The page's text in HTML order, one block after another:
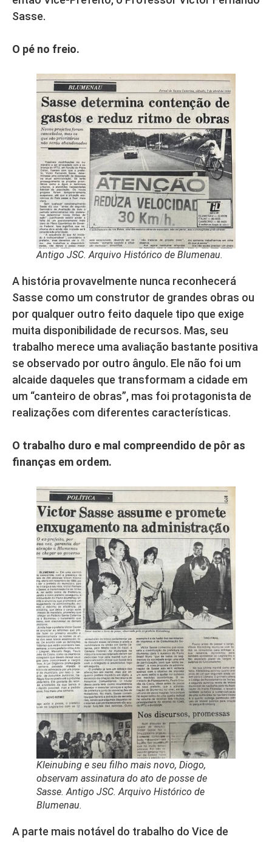
Sasse.
O pé no freio.
Antigo JSC. Arquivo Histórico de Blumenau.
A história provavelmente nunca reconhecerá
Sasse como um construtor de grandes obras ou
por qualquer outro feito daquele tipo que exige
muita disponibilidade de recursos. Mas, seu
trabalho merece uma avaliação bastante positiva
se observado por outro ângulo. Ele não foi um
alcaide daqueles que transformam a cidade em
um “canteiro de obras”, mas foi protagonista de
realizações com diferentes características.
O trabalho duro e mal compreendido de pôr as
finanças em ordem.
Kleinubing e seu filho mais novo, Diogo,
observam assinatura do ato de posse de
Sasse. Antigo JSC. Arquivo Histórico de
Blumenau.
A parte mais notável do trabalho do Vice de